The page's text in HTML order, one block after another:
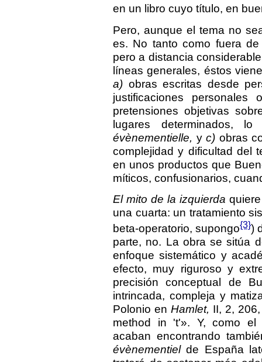
en un libro cuyo título, en
Pero, aunque el tema no
es. No tanto como fuera
pero a distancia
líneas generales, éstos
a) obras escritas desde
justificaciones
pretensiones objetivas
lugares determinados,
évènementielle, yc) obras
complejidad y dificultad del
en unos productos que
míticos, confusionarios,
El mito de la izquierda
una cuarta: un tratamiento
beta-operatorio, supongo{3})
parte, no. La obra se sitúa
enfoque sistemático y
efecto, muy riguroso y
precisión conceptual de
intrincada, compleja y
Polonio enHamlet, II, 2,
method in 't'». Y, como el
acaban encontrando
évènementielde España